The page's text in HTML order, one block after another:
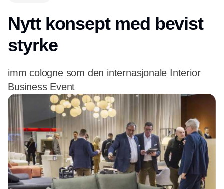
Nytt konsept med bevist
styrke
imm cologne som den internasjonale Interior
Business Event